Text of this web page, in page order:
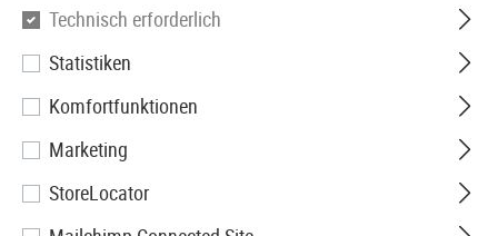
ZUBEHÖR
1186 Produkte
Technisch erforderlich
Statistiken
Komfortfunktionen
Marketing
StoreLocator